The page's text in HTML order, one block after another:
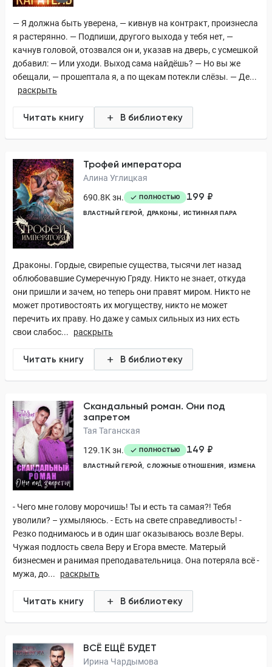
— Я должна быть уверена, — кивнув на контракт, произнесла
я растерянно. — Подпиши, другого выхода у тебя нет, —
качнув головой, отозвался он и, указав на дверь, с усмешкой
добавил: — Или уходи. Выход сама найдёшь? — Но вы же
обещали, — прошептала я, а по щекам потекли слёзы. — Де...
раскрыть
Читать книгу В библиотеку
Трофей императора
Алина Углицкая
690.8K зн.
ПОЛНОСТЬЮ 199 ₽
ВЛАСТНЫЙ ГЕРОЙ ДРАКОНЫ ИСТИННАЯ ПАРА
Драконы. Гордые, свирепые существа, тысячи лет назад
облюбовавшие Сумеречную Гряду. Никто не знает, откуда
они пришли и зачем, но теперь они правят миром. Никто не
может противостоять их могуществу, никто не может
перечить их праву. Но даже у самых сильных из них есть
свои слабос...
раскрыть
Читать книгу В библиотеку
Скандальный роман. Они под
запретом
Тая Таганская
129.1K зн.
ПОЛНОСТЬЮ 149 ₽
ВЛАСТНЫЙ ГЕРОЙ СЛОЖНЫЕ ОТНОШЕНИЯ ИЗМЕНА
- Чего мне голову морочишь! Ты и есть та самая?! Тебя
уволили? – ухмыляюсь. - Есть на свете справедливость! -
Резко поднимаюсь и в один шаг оказываюсь возле Веры.
Чужая подлость свела Веру и Егора вместе. Матерый
бизнесмен и ранимая преподавательница. Она потеряла всё -
мужа, до...
раскрыть
Читать книгу В библиотеку
ВСЁ ЕЩЁ БУДЕТ
Ирина Чардымова